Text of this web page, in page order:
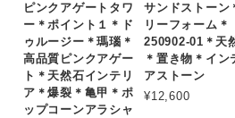
ピンクアゲートタワ
ー＊ポイント１＊ド
ゥルージー＊瑪瑙＊
高品質ピンクアゲー
ト＊天然石インテリ
ア＊爆裂＊亀甲＊ポ
ップコーンアラシャ
サンドストーン
リーフォーム＊
250902-01＊天
＊置き物＊イン
アストーン
¥12,600